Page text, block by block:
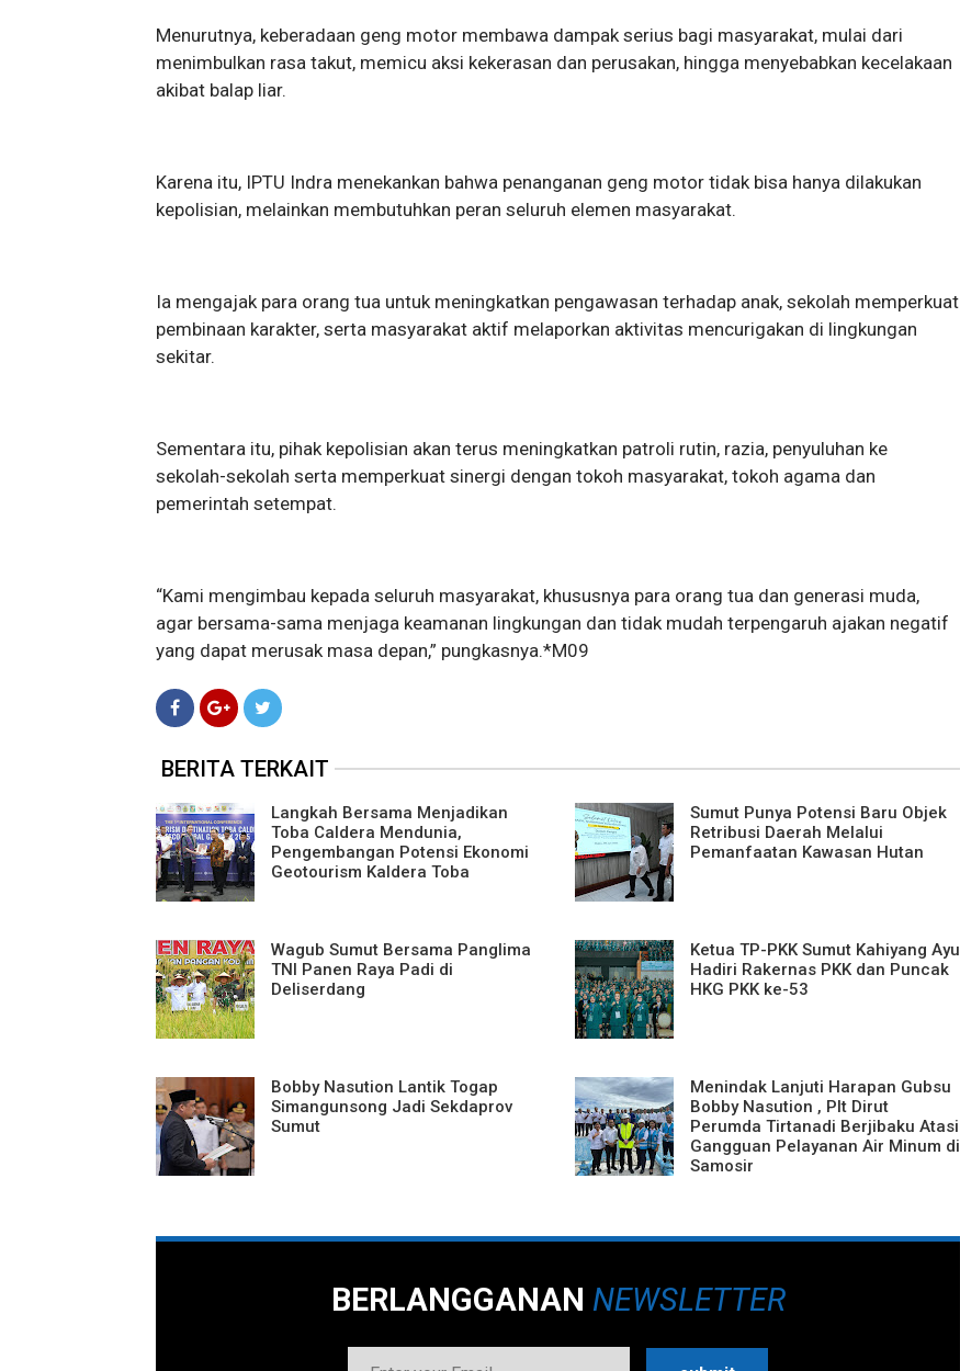
Menurutnya, keberadaan geng motor membawa dampak serius bagi masyarakat, mulai dari
menimbulkan rasa takut, memicu aksi kekerasan dan perusakan, hingga menyebabkan kecelakaan
akibat balap liar.
Karena itu, IPTU Indra menekankan bahwa penanganan geng motor tidak bisa hanya dilakukan
kepolisian, melainkan membutuhkan peran seluruh elemen masyarakat.
Ia mengajak para orang tua untuk meningkatkan pengawasan terhadap anak, sekolah memperkuat
pembinaan karakter, serta masyarakat aktif melaporkan aktivitas mencurigakan di lingkungan
sekitar.
Sementara itu, pihak kepolisian akan terus meningkatkan patroli rutin, razia, penyuluhan ke
sekolah-sekolah serta memperkuat sinergi dengan tokoh masyarakat, tokoh agama dan
pemerintah setempat.
“Kami mengimbau kepada seluruh masyarakat, khususnya para orang tua dan generasi muda,
agar bersama-sama menjaga keamanan lingkungan dan tidak mudah terpengaruh ajakan negatif
yang dapat merusak masa depan,” pungkasnya.*M09
BERITA TERKAIT
Langkah Bersama Menjadikan
Toba Caldera Mendunia,
Pengembangan Potensi Ekonomi
Geotourism Kaldera Toba
Sumut Punya Potensi Baru Objek
Retribusi Daerah Melalui
Pemanfaatan Kawasan Hutan
Wagub Sumut Bersama Panglima
TNI Panen Raya Padi di
Deliserdang
Ketua TP-PKK Sumut Kahiyang Ayu
Hadiri Rakernas PKK dan Puncak
HKG PKK ke-53
Bobby Nasution Lantik Togap
Simangunsong Jadi Sekdaprov
Sumut
Menindak Lanjuti Harapan Gubsu
Bobby Nasution , Plt Dirut
Perumda Tirtanadi Berjibaku Atasi
Gangguan Pelayanan Air Minum di
Samosir
BERLANGGANAN NEWSLETTER